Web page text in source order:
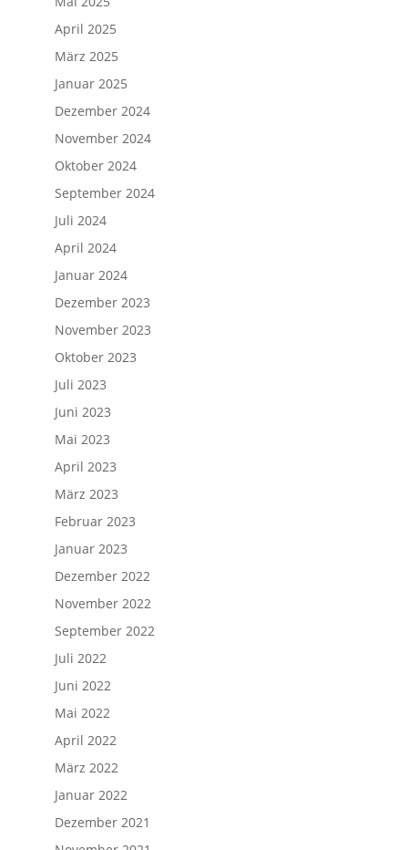
April 2025
März 2025
Januar 2025
Dezember 2024
November 2024
Oktober 2024
September 2024
Juli 2024
April 2024
Januar 2024
Dezember 2023
November 2023
Oktober 2023
Juli 2023
Juni 2023
Mai 2023
April 2023
März 2023
Februar 2023
Januar 2023
Dezember 2022
November 2022
September 2022
Juli 2022
Juni 2022
Mai 2022
April 2022
März 2022
Januar 2022
Dezember 2021